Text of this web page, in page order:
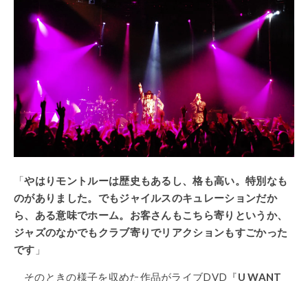
「やはりモントルーは歴史もあるし、格も高い。特別なも
のがありました。でもジャイルスのキュレーションだか
ら、ある意味でホーム。お客さんもこちら寄りというか、
ジャズのなかでもクラブ寄りでリアクションもすごかった
です 」
そのときの様子を収めた作品がライブDVD『U WANT